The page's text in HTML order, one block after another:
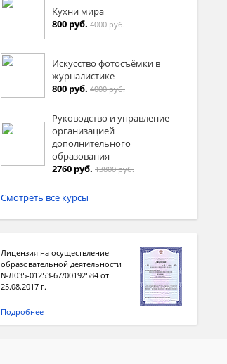
Кухни мира
800 руб. 4000 руб.
Искусство фотосъёмки в
журналистике
800 руб. 4000 руб.
Руководство и управление
организацией
дополнительного
образования
2760 руб. 13800 руб.
Смотреть все курсы
Лицензия на осуществление
образовательной деятельности
№Л035-01253-67/00192584 от
25.08.2017 г.
Подробнее